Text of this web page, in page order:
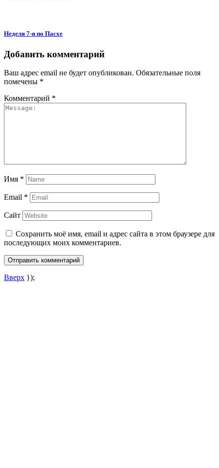
Неделя 7-я по Пасхе
Добавить комментарий
Ваш адрес email не будет опубликован. Обязательные поля
помечены *
Комментарий *
Имя *
Email *
Сайт
Сохранить моё имя, email и адрес сайта в этом браузере для
последующих моих комментариев.
Вверх });